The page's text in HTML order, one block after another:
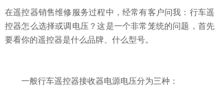
在遥控器销售维修服务过程中，经常有客户问我：行车遥
控器怎么选择或调电压？这是一个非常笼统的问题，首先
要看你的遥控器是什么品牌、什么型号。
一般行车遥控器接收器电源电压分为三种：